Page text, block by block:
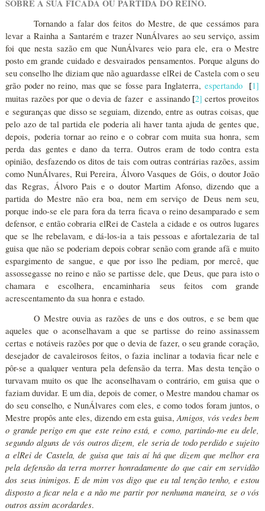
SOBRE A SUA FICADA OU PARTIDA DO REINO.
Tornando a falar dos feitos do Mestre, de que cessámos para
levar a Rainha a Santarém e trazer NunÁlvares ao seu serviço, assim
foi que nesta sazão em que NunÁlvares veio para ele, era o Mestre
posto em grande cuidado e desvairados pensamentos. Porque alguns do
seu conselho lhe diziam que não aguardasse elRei de Castela com o seu
grão poder no reino, mas que se fosse para Inglaterra, espertando [1]
muitas razões por que o devia de fazer e assinando [2] certos proveitos
e seguranças que disso se seguiam, dizendo, entre as outras coisas, que
pelo azo de tal partida ele poderia ali haver tanta ajuda de gentes que,
depois, poderia tornar ao reino e o cobrar com muita sua honra, sem
perda das gentes e dano da terra. Outros eram de todo contra esta
opinião, desfazendo os ditos de tais com outras contrárias razões, assim
como NunÁlvares, Rui Pereira, Álvoro Vasques de Góis, o doutor João
das Regras, Álvoro Pais e o doutor Martim Afonso, dizendo que a
partida do Mestre não era boa, nem em serviço de Deus nem seu,
porque indo-se ele para fora da terra ficava o reino desamparado e sem
defensor, e então cobraria elRei de Castela a cidade e os outros lugares
que se lhe rebelavam, e dá-los-ia a tais pessoas e afortalezaria de tal
guisa que não se poderiam depois cobrar senão com grande afã e muito
espargimento de sangue, e que por isso lhe pediam, por mercê, que
assossegasse no reino e não se partisse dele, que Deus, que para isto o
chamara e escolhera, encaminharia seus feitos com grande
acrescentamento da sua honra e estado.
O Mestre ouvia as razões de uns e dos outros, e se bem que
aqueles que o aconselhavam a que se partisse do reino assinassem
certas e notáveis razões por que o devia de fazer, o seu grande coração,
desejador de cavaleirosos feitos, o fazia inclinar a todavia ficar nele e
pôr-se a qualquer ventura pela defensão da terra. Mas desta tenção o
turvavam muito os que lhe aconselhavam o contrário, em guisa que o
faziam duvidar. E um dia, depois de comer, o Mestre mandou chamar os
do seu conselho, e NunÁlvares com eles, e como todos foram juntos, o
Mestre propôs ante eles, dizendo em esta guisa,Amigos, vós vedes bem
o grande perigo em que este reino está, e como, partindo-me eu dele,
segundo alguns de vós outros dizem, ele seria de todo perdido e sujeito
a elRei de Castela, de guisa que tais aí há que dizem que melhor era
pela defensão da terra morrer honradamente do que cair em servidão
dos seus inimigos. E de mim vos digo que eu tal tenção tenho, e estou
disposto a ficar nela e a não me partir por nenhuma maneira, se o vós
outros assim acordardes.